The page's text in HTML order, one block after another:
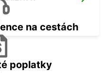
na cestách
poplatky